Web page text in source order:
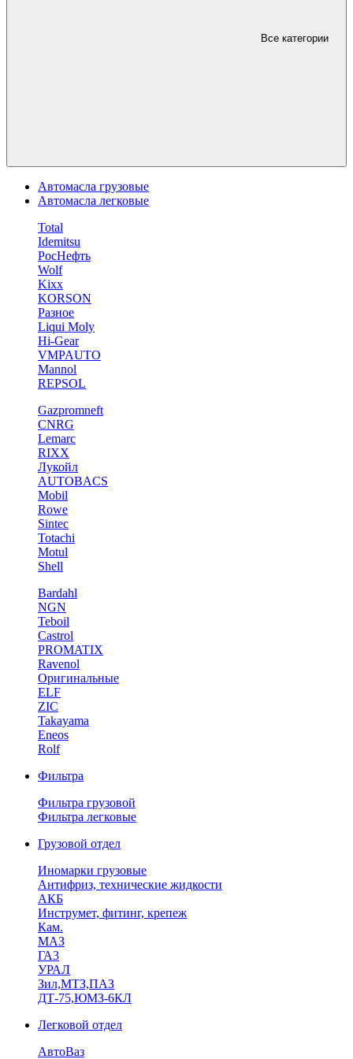
Все категории
Автомасла грузовые
Автомасла легковые
Total
Idemitsu
РосНефть
Wolf
Kixx
KORSON
Разное
Liqui Moly
Hi-Gear
VMPAUTO
Mannol
REPSOL
Gazpromneft
CNRG
Lemarc
RIXX
Лукойл
AUTOBACS
Mobil
Rowe
Sintec
Totachi
Motul
Shell
Bardahl
NGN
Teboil
Castrol
PROMATIX
Ravenol
Оригинальные
ELF
ZIC
Takayama
Eneos
Rolf
Фильтра
Фильтра грузовой
Фильтра легковые
Грузовой отдел
Иномарки грузовые
Антифриз, технические жидкости
АКБ
Инструмет, фитинг, крепеж
Кам.
МАЗ
ГА3
УРАЛ
Зил,МТЗ,ПАЗ
ДТ-75,ЮМЗ-6КЛ
Легковой отдел
АвтоВаз